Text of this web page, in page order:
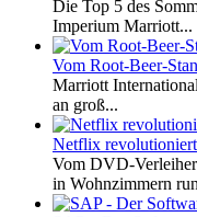
Die Top 5 des
Imperium Marriott...
Vom Root-Beer-
Marriott
an groß...
Netflix
Vom DVD-
in Wohnzimmern